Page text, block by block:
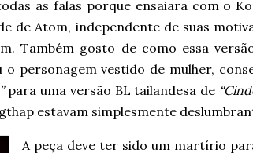
as falas porque ensaiara com o
de Atom, independente de suas
Também gosto de como essa
personagem vestido de mulher,
para uma versão BL tailandesa de
estavam simplesmente
A peça deve ter sido um martírio